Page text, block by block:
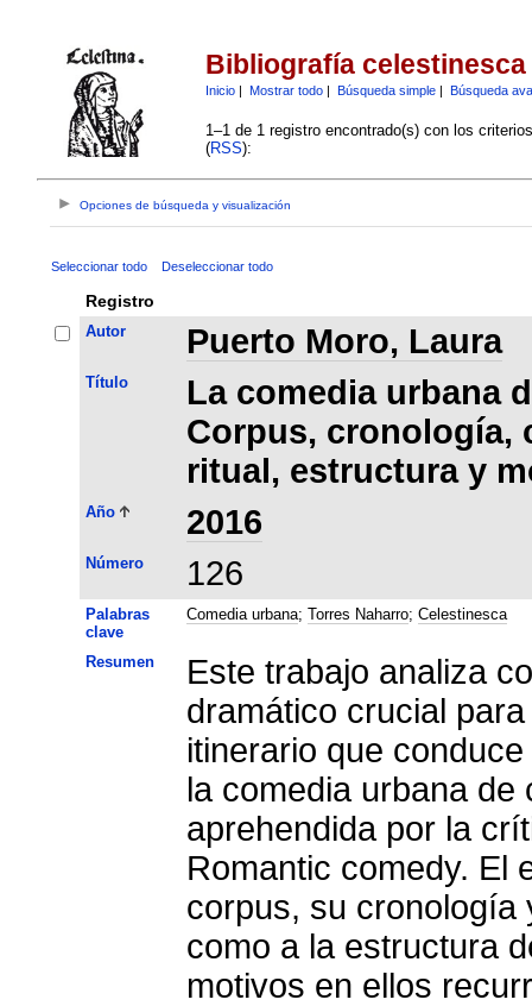
Bibliografía celestinesca
Inicio| Mostrar todo| Búsqueda simple| Búsqueda
1–1 de 1 registro encontrado(s) con los
(RSS):
Opciones de búsqueda y visualización
Seleccionar todo Deseleccionar todo
Registro
Autor Puerto Moro, Laura
Título
La comedia urbana
Corpus, cronología,
ritual, estructura y
Año 2016
Número 126
Palabras
clave
Comedia urbana; Torres Naharro; Celestinesca
Resumen
Este trabajo analiza
dramático crucial
itinerario que
la comedia urbana
aprehendida por la
Romantic comedy. El
corpus, su cronología
como a la estructura
motivos en ellos